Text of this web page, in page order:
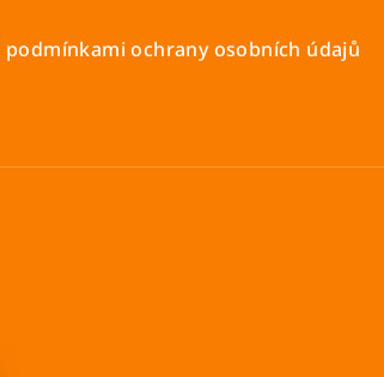
podmínkami ochrany osobních údajů